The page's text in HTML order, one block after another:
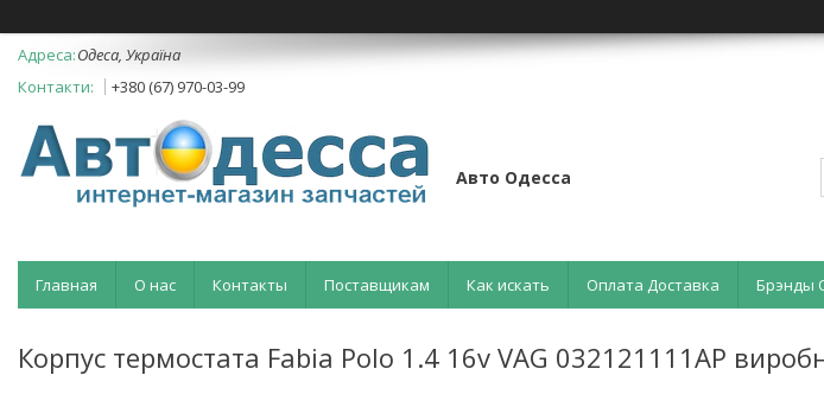
Одеса, Україна
+380 (67) 970-03-99
Авто Одесса
Главная О нас Контакты Поставщикам Как искать Оплата Доставка Брэнды
Корпус термостата Fabia Polo 1.4 16v VAG 032121111AP